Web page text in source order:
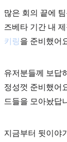
많은 회의 끝에
즈베타 기간 내
키링을 준비했어
유저분들께 보답
정성껏 준비했어
드들을 모아놨답
지금부터 뒷이야